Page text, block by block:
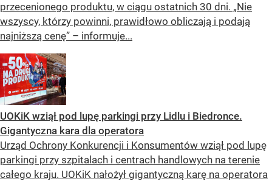
przecenionego produktu, w ciągu ostatnich 30 dni. „Nie
wszyscy, którzy powinni, prawidłowo obliczają i podają
najniższą cenę” – informuje...
UOKiK wziął pod lupę parkingi przy Lidlu i Biedronce.
Gigantyczna kara dla operatora
Urząd Ochrony Konkurencji i Konsumentów wziął pod lupę
parkingi przy szpitalach i centrach handlowych na terenie
całego kraju. UOKiK nałożył gigantyczną karę na operatora